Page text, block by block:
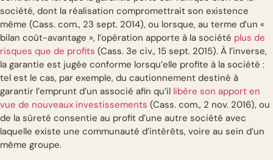
société, dont la réalisation compromettrait son existence
même (Cass. com., 23 sept. 2014), ou lorsque, au terme d’un «
bilan coût-avantage », l’opération apporte à la société plus de
risques que de profits (Cass. 3e civ., 15 sept. 2015). À l’inverse,
la garantie est jugée conforme lorsqu’elle profite à la société :
tel est le cas, par exemple, du cautionnement destiné à
garantir l’emprunt d’un associé afin qu’il libère son apport en
vue de nouveaux investissements (Cass. com., 2 nov. 2016), ou
de la sûreté consentie au profit d’une autre société avec
laquelle existe une communauté d’intérêts, voire au sein d’un
même groupe.